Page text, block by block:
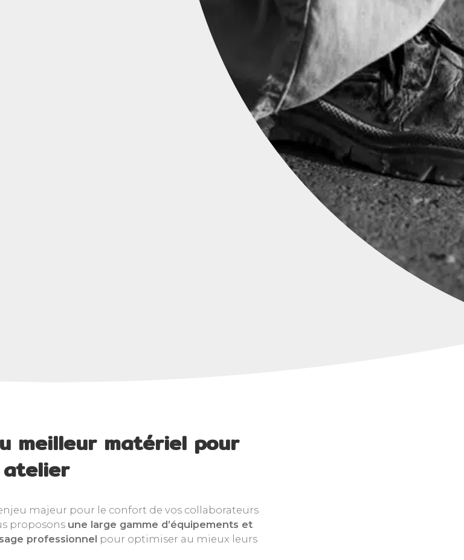
meilleur matériel pour
atelier
majeur pour le confort de vos collaborateurs
proposons une large gamme d’équipements et
professionnel pour optimiser au mieux leurs